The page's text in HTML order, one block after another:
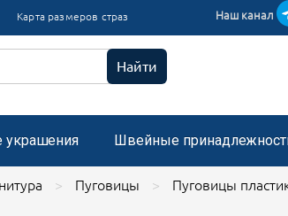
Карта размеров страз Наш канал
Найти
украшения Швейные
пришивные с микробисером
стразами, застежка "булавка"
Пуговицы Пуговицы